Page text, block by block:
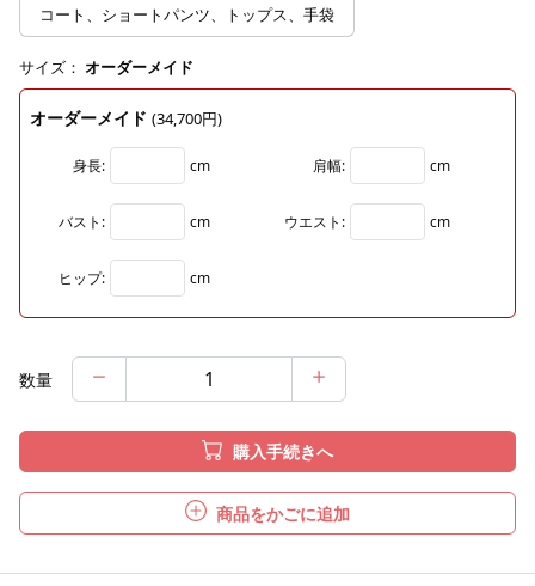
コート、ショートパンツ、トップス、手袋
サイズ： オーダーメイド
オーダーメイド (34,700円)
身長: cm 肩幅: cm
バスト: cm ウエスト: cm
ヒップ: cm
数量
購入手続きへ
商品をかごに追加